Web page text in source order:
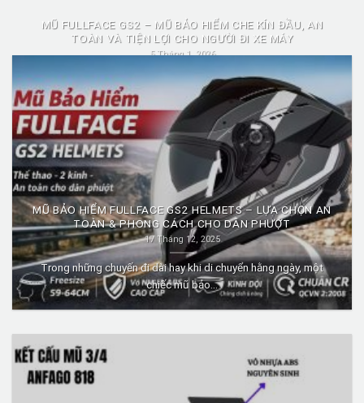
MŨ FULLFACE GS2 – MŨ BẢO HIỂM CHE KÍN ĐẦU, AN
TOÀN VÀ TIỆN LỢI CHO NGƯỜI ĐI XE MÁY
5 Tháng 1, 2026
Mũ fullface GS2 là dòng mũ bảo hiểm fullface được nhiều người
lựa chọn nhờ...
MŨ BẢO HIỂM FULLFACE GS2 HELMETS – LỰA CHỌN AN
TOÀN & PHONG CÁCH CHO DÂN PHƯỢT
17 Tháng 12, 2025
Trong những chuyến đi dài hay khi di chuyển hằng ngày, một
chiếc mũ bảo...